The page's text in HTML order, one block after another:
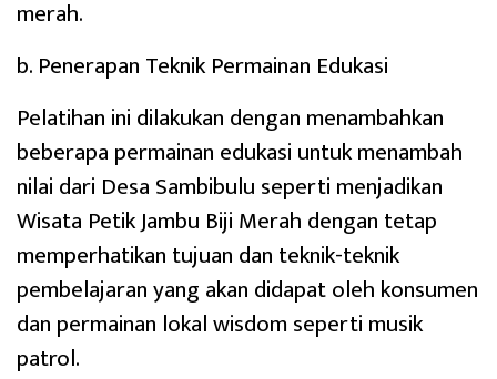
merah.
b. Penerapan Teknik Permainan Edukasi
Pelatihan ini dilakukan dengan menambahkan
beberapa permainan edukasi untuk menambah
nilai dari Desa Sambibulu seperti menjadikan
Wisata Petik Jambu Biji Merah dengan tetap
memperhatikan tujuan dan teknik-teknik
pembelajaran yang akan didapat oleh konsumen
dan permainan lokal wisdom seperti musik
patrol.